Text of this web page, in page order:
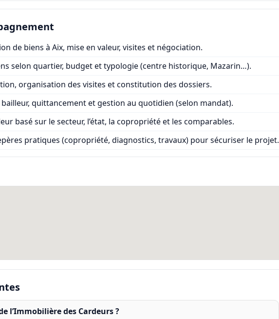
de biens à Aix, mise en valeur, visites et négociation.
selon quartier, budget et typologie (centre historique, Mazarin…).
organisation des visites et constitution des dossiers.
quittancement et gestion au quotidien (selon mandat).
basé sur le secteur, l’état, la copropriété et les comparables.
pratiques (copropriété, diagnostics, travaux) pour sécuriser le projet.
l’Immobilière des Cardeurs ?